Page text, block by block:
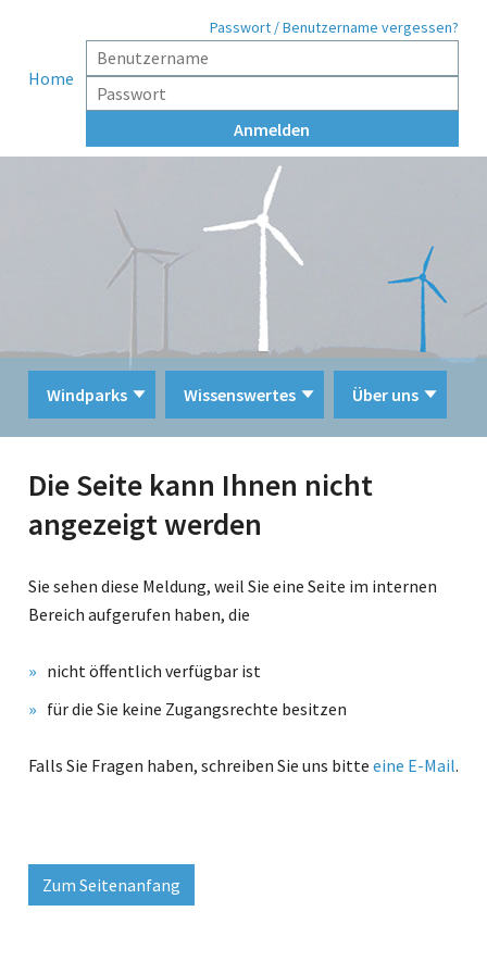
Home
Passwort / Benutzername vergessen?
Windparks Wissenswertes Über uns
Die Seite kann Ihnen nicht
angezeigt werden
Sie sehen diese Meldung, weil Sie eine Seite im internen
Bereich aufgerufen haben, die
nicht öffentlich verfügbar ist
für die Sie keine Zugangsrechte besitzen
Falls Sie Fragen haben, schreiben Sie uns bitte eine E-Mail.
Zum Seitenanfang